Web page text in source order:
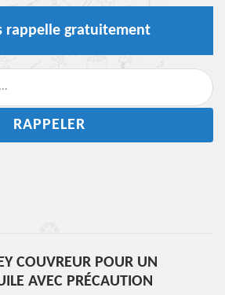
rappelle gratuitement
COUVREUR POUR UN
AVEC PRÉCAUTION